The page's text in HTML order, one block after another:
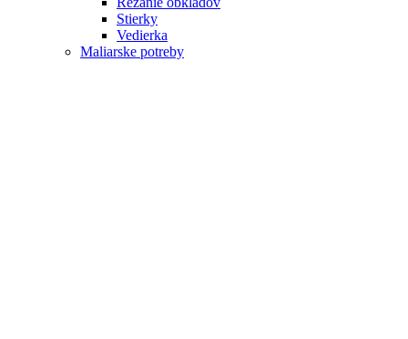
Stierky
Vedierka
Maliarske potreby